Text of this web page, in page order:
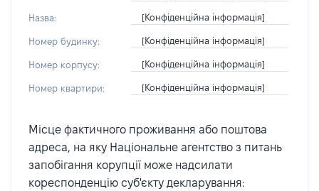
Назва: [Конфіденційна інформація]
Номер будинку: [Конфіденційна інформація]
Номер корпусу: [Конфіденційна інформація]
Номер квартири: [Конфіденційна інформація]
Місце фактичного проживання або поштова
адреса, на яку Національне агентство з питань
запобігання корупції може надсилати
кореспонденцію суб'єкту декларування: